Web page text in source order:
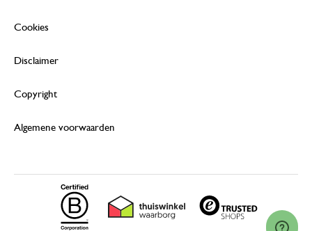
Cookies
Disclaimer
Copyright
Algemene voorwaarden